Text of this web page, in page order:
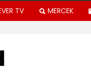
TV MERCEK